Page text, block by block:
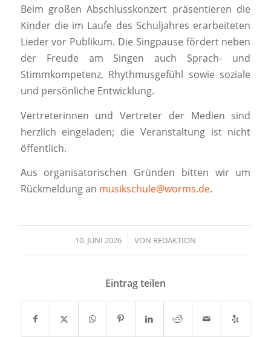
Beim großen Abschlusskonzert präsentieren die
Kinder die im Laufe des Schuljahres erarbeiteten
Lieder vor Publikum. Die Singpause fördert neben
der Freude am Singen auch Sprach- und
Stimmkompetenz, Rhythmusgefühl sowie soziale
und persönliche Entwicklung.
Vertreterinnen und Vertreter der Medien sind
herzlich eingeladen; die Veranstaltung ist nicht
öffentlich.
Aus organisatorischen Gründen bitten wir um
Rückmeldung an musikschule@worms.de.
10. JUNI 2026
/ VON REDAKTION
Eintrag teilen